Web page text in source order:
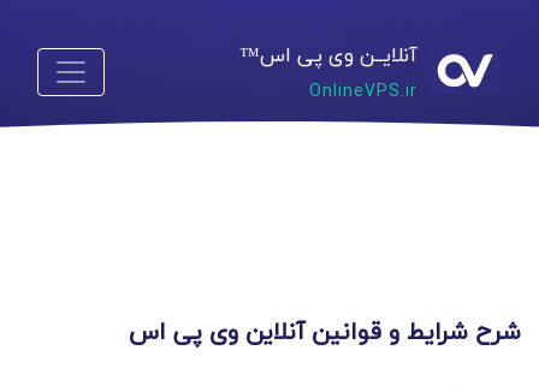
آنلایــن وی پی اس™
OnlineVPS.ir
شرح شرایط و قوانین آنلاین وی پی اس